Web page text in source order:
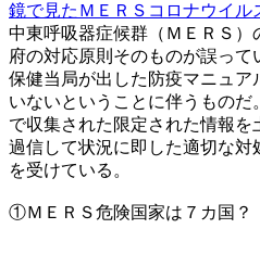
鏡で見たＭＥＲＳコロナウイル
中東呼吸器症候群（ＭＥＲＳ
府の対応原則そのものが誤って
保健当局が出した防疫マニュア
いないということに伴うもの
で収集された限定された情報
過信して状況に即した適切な対
を受けている。
①ＭＥＲＳ危険国家は７カ国？